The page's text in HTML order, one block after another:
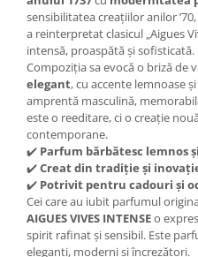
sensibilitatea creațiilor anilor
a reinterpretat clasicul „Aigues
intensă, proaspătă și sofisticată.
Compoziția sa evocă o briză de
elegant, cu accente lemnoase
amprentă masculină,
este o reeditare, ci o creație
contemporane.
✔️ Parfum bărbătesc lemnos
✔️Creat din tradiție și
✔️ Potrivit pentru cadouri și
Cei care au iubit parfumul
AIGUES VIVES INTENSEo
spirit rafinat și sensibil. Este
eleganți, moderni și încrezători.